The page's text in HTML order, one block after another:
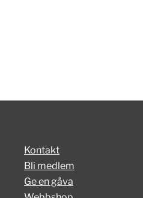
Kontakt
Bli medlem
Ge en gåva